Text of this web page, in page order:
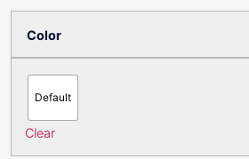
Color
Default
Clear